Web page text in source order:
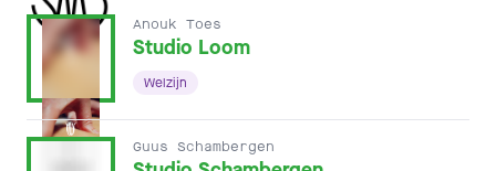
Anouk Toes
Studio Loom
Welzijn
Guus Schambergen